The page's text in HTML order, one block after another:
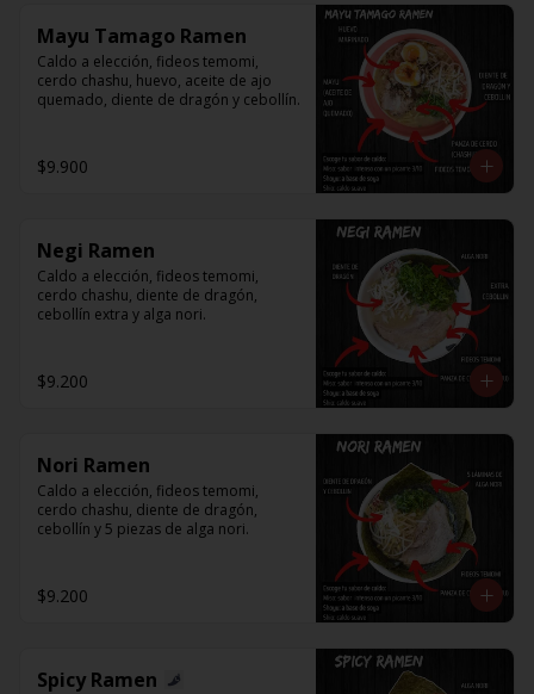
Mayu Tamago Ramen
Caldo a elección, fideos temomi,
cerdo chashu, huevo, aceite de ajo
quemado, diente de dragón y cebollín.
$9.900
Negi Ramen
Caldo a elección, fideos temomi,
cerdo chashu, diente de dragón,
cebollín extra y alga nori.
$9.200
Nori Ramen
Caldo a elección, fideos temomi,
cerdo chashu, diente de dragón,
cebollín y 5 piezas de alga nori.
$9.200
Spicy Ramen